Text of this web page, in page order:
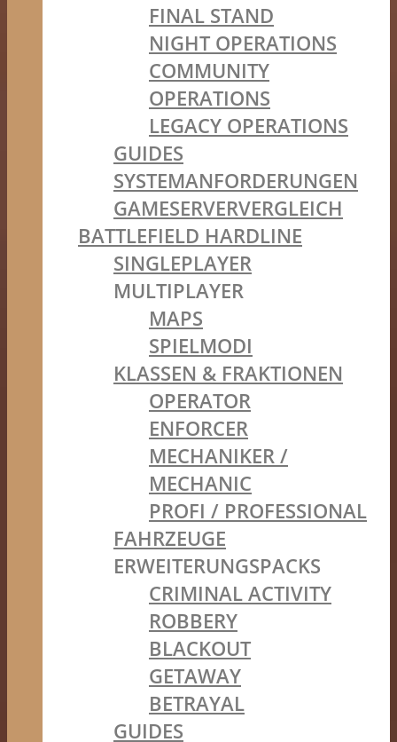
FINAL STAND
NIGHT OPERATIONS
COMMUNITY
OPERATIONS
LEGACY OPERATIONS
GUIDES
SYSTEMANFORDERUNGEN
GAMESERVERVERGLEICH
BATTLEFIELD HARDLINE
SINGLEPLAYER
MULTIPLAYER
MAPS
SPIELMODI
KLASSEN & FRAKTIONEN
OPERATOR
ENFORCER
MECHANIKER /
MECHANIC
PROFI / PROFESSIONAL
FAHRZEUGE
ERWEITERUNGSPACKS
CRIMINAL ACTIVITY
ROBBERY
BLACKOUT
GETAWAY
BETRAYAL
GUIDES